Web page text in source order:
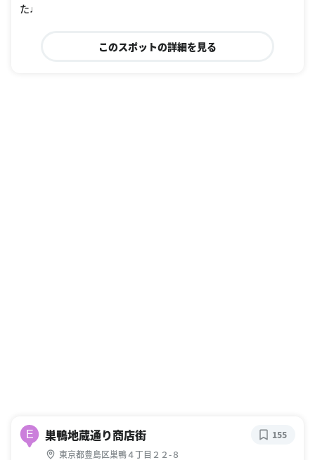
た♩
このスポットの詳細を見る
E 巣鴨地蔵通り商店街
東京都豊島区巣鴨４丁目２２-８
155